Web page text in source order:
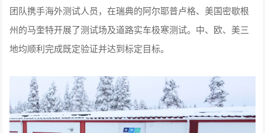
团队携手海外测试人员，在瑞典的阿尔耶普卢格、美国密歇根
州的马奎特开展了测试场及道路实车极寒测试。中、欧、美三
地均顺利完成既定验证并达到标定目标。